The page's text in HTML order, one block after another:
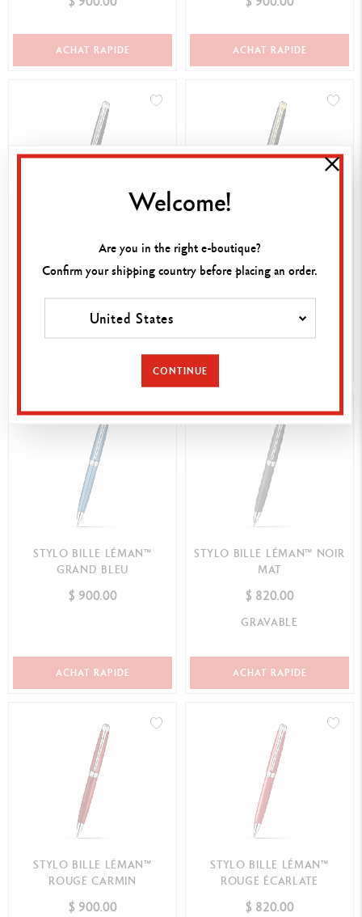
ACHAT RAPIDE ACHAT RAPIDE
STYLO BILLE LÉMAN™
EBONY NOIR ARGENTÉ
RHODIÉ
GRAVABLE
STYLO BILLE LÉMAN™
EBONY NOIR PLAQUÉ OR
STYLO BILLE LÉMAN™
GRAND BLEU
$ 900.00
ACHAT RAPIDE
STYLO BILLE LÉMAN™ NOIR
MAT
$ 820.00
GRAVABLE
ACHAT RAPIDE
STYLO BILLE LÉMAN™
ROUGE CARMIN
$ 900.00
STYLO BILLE LÉMAN™
ROUGE ÉCARLATE
$ 820.00
Welcome!
Are you in the right e-boutique?
Confirm your shipping country before placing an order.
United States
CONTINUE